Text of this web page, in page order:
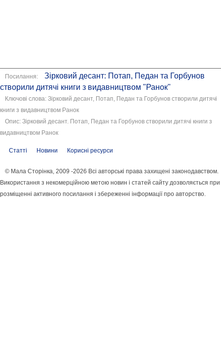
Посилання:
Зірковий десант: Потап, Педан та Горбунов
створили дитячі книги з видавництвом "Ранок"
Ключові слова: Зірковий десант, Потап, Педан та Горбунов створили дитячі
книги з видавництвом Ранок
Опис: Зірковий десант. Потап, Педан та Горбунов створили дитячі книги з
видавництвом Ранок
Статті Новини Корисні ресурси
© Мала Сторінка, 2009 -2026 Всі авторські права захищені законодавством.
Використання з некомерційною метою новин і статей сайту дозволяється при
розміщенні активного посилання і збереженні інформації про авторство.